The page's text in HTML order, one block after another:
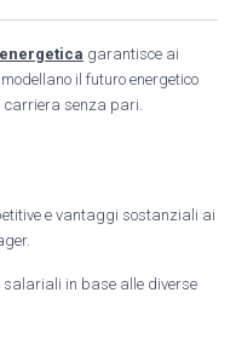
garantisce ai
il futuro energetico
carriera senza pari.
e vantaggi sostanziali ai
salariali in base alle diverse